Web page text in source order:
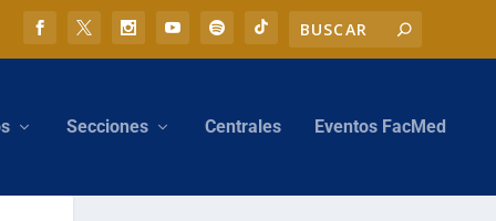
Secciones Centrales Eventos FacMed